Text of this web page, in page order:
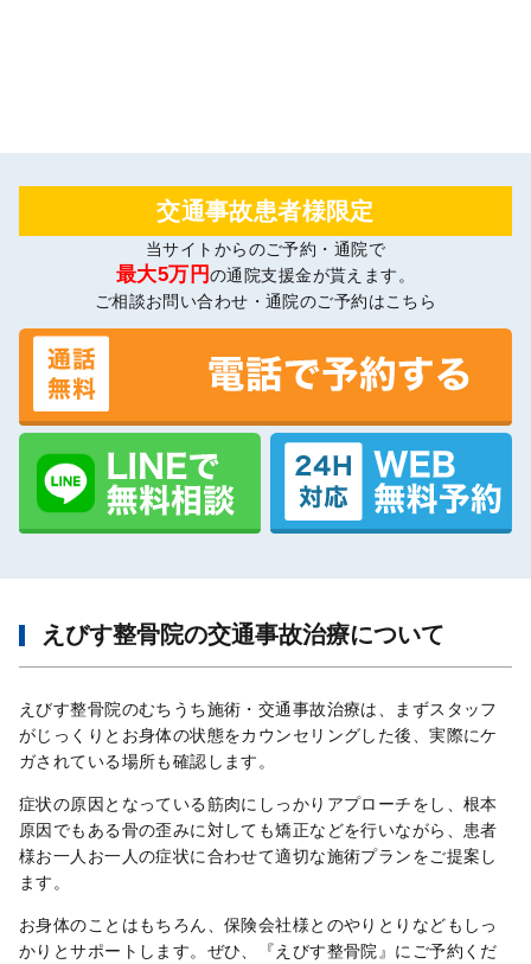
交通事故患者様限定
当サイトからのご予約・通院で
最大5万円の通院支援金が貰えます。
ご相談お問い合わせ・通院のご予約はこちら
えびす整骨院の交通事故治療について
えびす整骨院のむちうち施術・交通事故治療は、まずスタッフ
がじっくりとお身体の状態をカウンセリングした後、実際にケ
ガされている場所も確認します。
症状の原因となっている筋肉にしっかりアプローチをし、根本
原因でもある骨の歪みに対しても矯正などを行いながら、患者
様お一人お一人の症状に合わせて適切な施術プランをご提案し
ます。
お身体のことはもちろん、保険会社様とのやりとりなどもしっ
かりとサポートします。ぜひ、『えびす整骨院』にご予約くだ